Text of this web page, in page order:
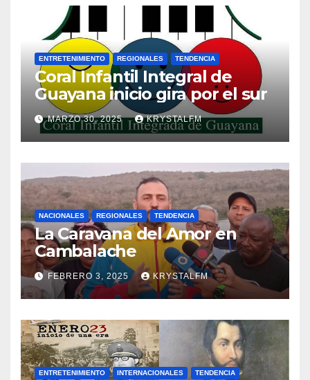
ENTRETENIMIENTO REGIONALES TENDENCIA
Coral Infantil Integral de
Guayana inicio gira por el sur
MARZO 30, 2025 KRYSTALFM
NACIONALES REGIONALES TENDENCIA
La Caravana del Amor en
Cambalache
FEBRERO 3, 2025 KRYSTALFM
ENTRETENIMIENTO INTERNACIONALES TENDENCIA